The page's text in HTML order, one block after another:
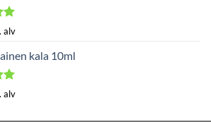
alv
kala 10ml
alv